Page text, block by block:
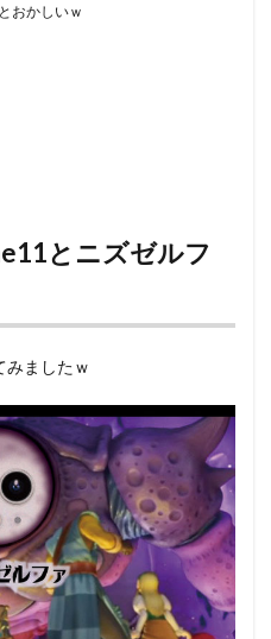
おかしいｗ
とニズゼルフ
みましたｗ